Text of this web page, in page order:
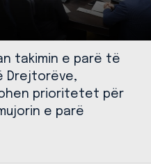
takimin e parë të
Drejtorëve,
prioritetet për
e parë